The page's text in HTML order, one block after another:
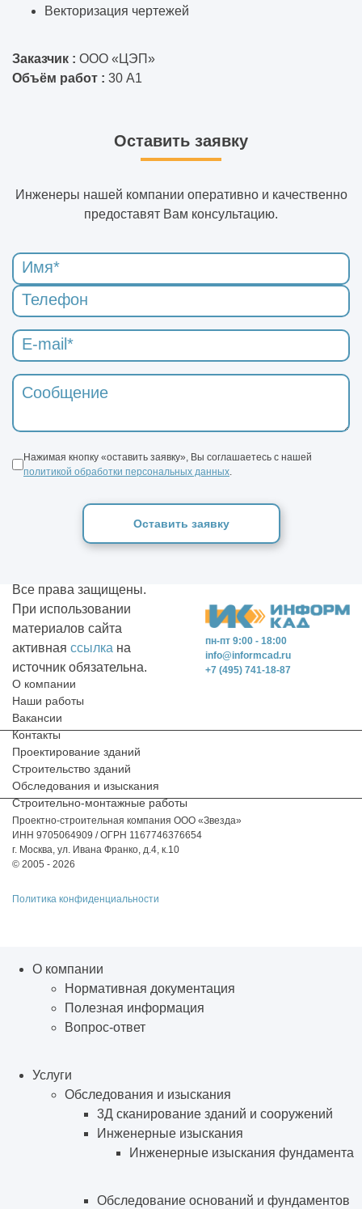
Векторизация чертежей
Заказчик : ООО «ЦЭП»
Объём работ : 30 А1
Оставить заявку
Инженеры нашей компании оперативно и качественно
предоставят Вам консультацию.
Нажимая кнопку «оставить заявку», Вы соглашаетесь с нашей
политикой обработки персональных данных
Оставить заявку
пн-пт 9:00 - 18:00
+7 (495) 741-18-87
info@informcad.ru
О компании
Наши работы
Вакансии
Контакты
Проектирование зданий
Строительство зданий
Обследования и изыскания
Строительно-монтажные работы
Проектно-строительная компания ООО «Звезда»
ИНН 9705064909 / ОГРН 1167746376654
г. Москва, ул. Ивана Франко, д.4, к.10
© 2005 - 2026
Политика конфиденциальности
Все права защищены.
При использовании
материалов сайта
активная ссылка на
источник обязательна.
О компании
Нормативная документация
Полезная информация
Вопрос-ответ
Услуги
Обследования и изыскания
3Д сканирование зданий и сооружений
Инженерные изыскания
Инженерные изыскания фундамента
Обследование оснований и фундаментов